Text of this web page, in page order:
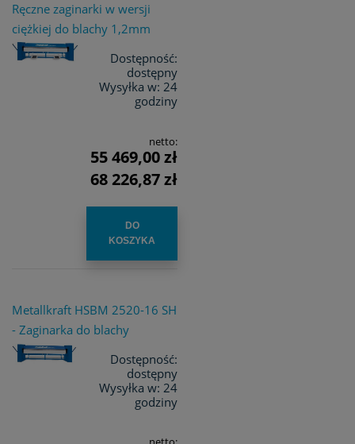
Ręczne zaginarki w wersji
ciężkiej do blachy 1,2mm
Dostępność:
dostępny
Wysyłka w: 24
godziny
netto:
55 469,00 zł
68 226,87 zł
DO
KOSZYKA
Metallkraft HSBM 2520-16 SH
- Zaginarka do blachy
Dostępność:
dostępny
Wysyłka w: 24
godziny